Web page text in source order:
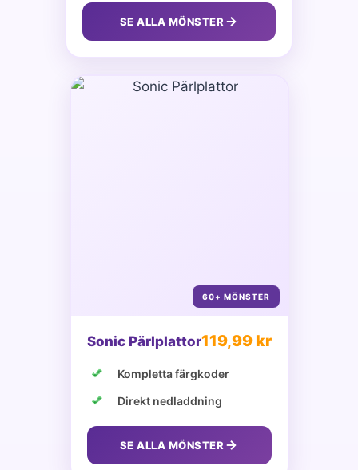
SE ALLA MÖNSTER
60+ MÖNSTER
Sonic Pärlplattor119,99 kr
Kompletta färgkoder
Direkt nedladdning
SE ALLA MÖNSTER